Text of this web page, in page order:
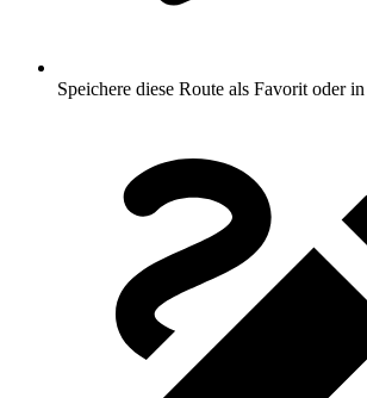
Speichere diese Route als Favorit oder